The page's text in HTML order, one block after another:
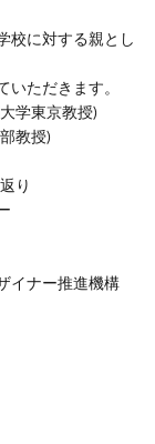
校に対する親とし
ただきます。
学東京教授)
教授)
り
イナー推進機構